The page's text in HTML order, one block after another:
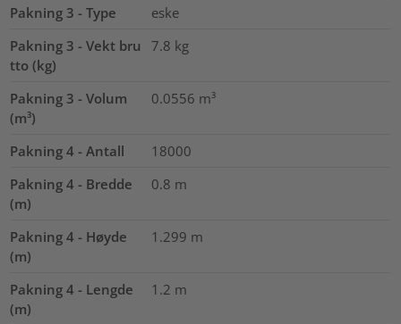
Pakning 3 - Type
eske
Pakning 3 - Vekt bru
tto (kg)
7.8 kg
Pakning 3 - Volum
(m³)
0.0556 m³
Pakning 4 - Antall
18000
Pakning 4 - Bredde
(m)
0.8 m
Pakning 4 - Høyde
(m)
1.299 m
Pakning 4 - Lengde
(m)
1.2 m